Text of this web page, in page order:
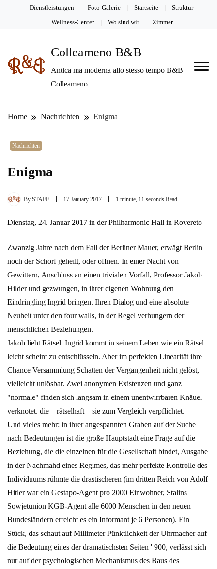
Dienstleistungen Foto-Galerie Startseite Struktur
Wellness-Center Wo sind wir Zimmer
Colleameno B&B
Antica ma moderna allo stesso tempo B&B
Colleameno
Home Nachrichten Enigma
Nachrichten
Enigma
By STAFF 17 January 2017 1 minute, 11 seconds Read
Dienstag, 24. Januar 2017 in der Philharmonic Hall in Rovereto
Zwanzig Jahre nach dem Fall der Berliner Mauer, erwägt Berlin
noch der Schorf geheilt, oder öffnen. In einer Nacht von
Gewittern, Anschluss an einen trivialen Vorfall, Professor Jakob
Hilder und gezwungen, in ihrer eigenen Wohnung den
Eindringling Ingrid bringen. Ihren Dialog und eine absolute
Neuheit unter den four walls, in der Regel verhungern der
menschlichen Beziehungen.
Jakob liebt Rätsel. Ingrid kommt in seinem Leben wie ein Rätsel
leicht scheint zu entschlüsseln. Aber im perfekten Linearität ihre
Chance Versammlung Schatten der Vergangenheit nicht gelöst,
vielleicht unlösbar. Zwei anonymen Existenzen und ganz
"normale" finden sich langsam in einem unentwirrbaren Knäuel
verknotet, die – rätselhaft – sie zum Vergleich verpflichtet.
Und vieles mehr: in ihrer angespannten Graben auf der Suche
nach Bedeutungen ist die große Hauptstadt eine Frage auf die
Beziehung, die die einzelnen für die Gesellschaft bindet, Ausgabe
in der Nachmahd eines Regimes, das mehr perfekte Kontrolle des
Individuums rühmte die drastischeren (im dritten Reich von Adolf
Hitler war ein Gestapo-Agent pro 2000 Einwohner, Stalins
Sowjetunion KGB-Agent alle 6000 Menschen in den neuen
Bundesländern erreicht es ein Informant je 6 Personen). Ein
Stück, das schaut auf Millimeter Pünktlichkeit der Uhrmacher auf
die Bedeutung eines der dramatischsten Seiten ' 900, verlässt sich
nur auf der psychologischen Mechanismus des Baus des